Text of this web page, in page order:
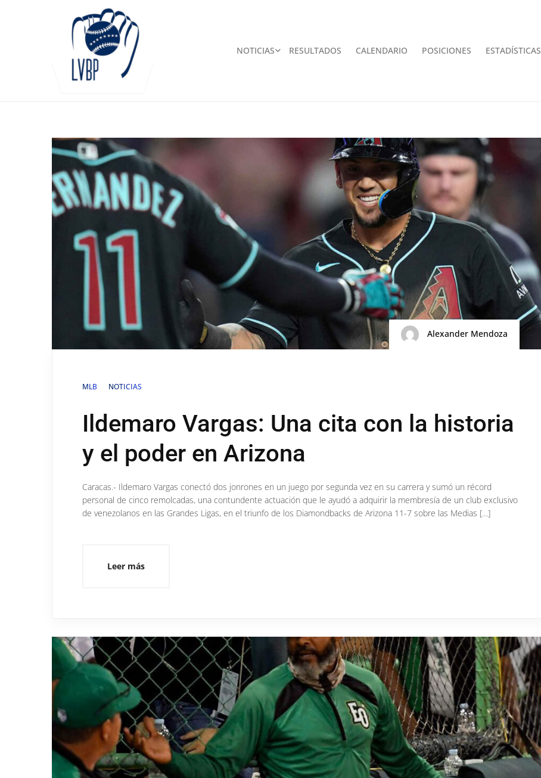
NOTICIAS RESULTADOS CALENDARIO POSICIONES ESTADÍSTICAS
Alexander Mendoza
MLB NOTICIAS
Ildemaro Vargas: Una cita con la historia
y el poder en Arizona
Caracas.- Ildemaro Vargas conectó dos jonrones en un juego por segunda vez en su carrera y sumó un récord
personal de cinco remolcadas, una contundente actuación que le ayudó a adquirir la membresía de un club exclusivo
de venezolanos en las Grandes Ligas, en el triunfo de los Diamondbacks de Arizona 11-7 sobre las Medias […]
Leer más